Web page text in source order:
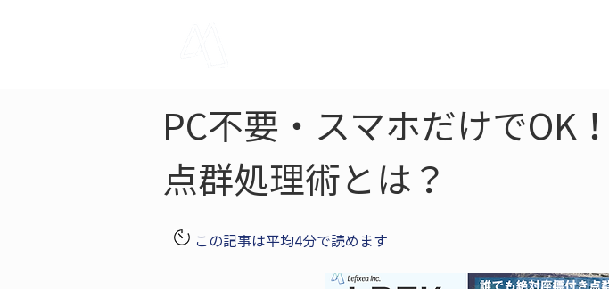
PC不要・スマホだけでOK
点群処理術とは？
この記事は平均4分で読めます